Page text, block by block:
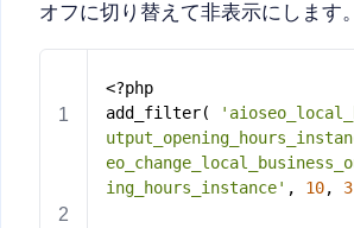
オフに切り替えて非表示にします。